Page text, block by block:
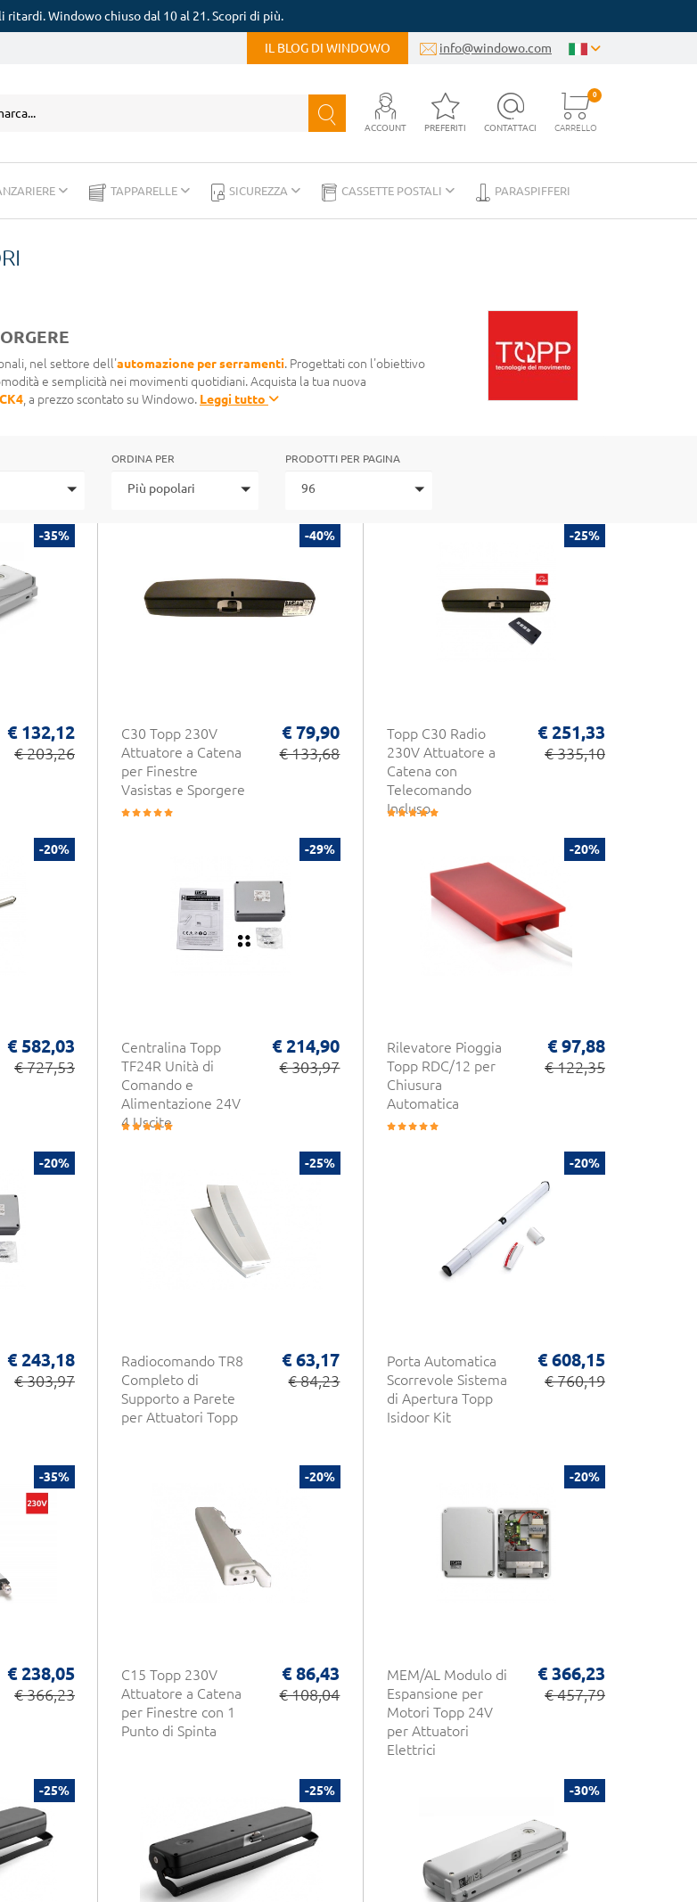
ritardi. Windowo chiuso dal 10 al 21. Scopri di più.
IL BLOG DI WINDOWO info@windowo.com
ACCOUNT PREFERITI CONTATTACI CARRELLO
0
TAPPARELLE SICUREZZA CASSETTE POSTALI PARASPIFFERI
nel settore dell'automazione per serramenti. Progettaticon l'obiettivo
e semplicità nei movimenti quotidiani. Acquista la tua nuova
, a prezzo scontato su Windowo. Leggi tutto
ORDINA PER
Più popolari
PRODOTTI PER PAGINA
96
-35%
€ 132,12
€ 203,26
-40%
C30 Topp 230V
Attuatore a Catena
per Finestre
Vasistas e Sporgere
€ 79,90
€ 133,68
-25%
Topp C30 Radio
230V Attuatore a
Catena con
Telecomando
Incluso
€ 251,33
€ 335,10
-20%
€ 582,03
€ 727,53
-29%
Centralina Topp
TF24R Unità di
Comando e
Alimentazione 24V
4 Uscite
€ 214,90
€ 303,97
-20%
Rilevatore Pioggia
Topp RDC/12 per
Chiusura
Automatica
€ 97,88
€ 122,35
-20%
€ 243,18
€ 303,97
-25%
Radiocomando TR8
Completo di
Supporto a Parete
per Attuatori Topp
€ 63,17
€ 84,23
-20%
Porta Automatica
Scorrevole Sistema
di Apertura Topp
Isidoor Kit
€ 608,15
€ 760,19
-35%
€ 238,05
€ 366,23
-20%
C15 Topp 230V
Attuatore a Catena
per Finestre con 1
Punto di Spinta
€ 86,43
€ 108,04
-20%
MEM/AL Modulo di
Espansione per
Motori Topp 24V
per Attuatori
Elettrici
€ 366,23
€ 457,79
-25% -25% -30%